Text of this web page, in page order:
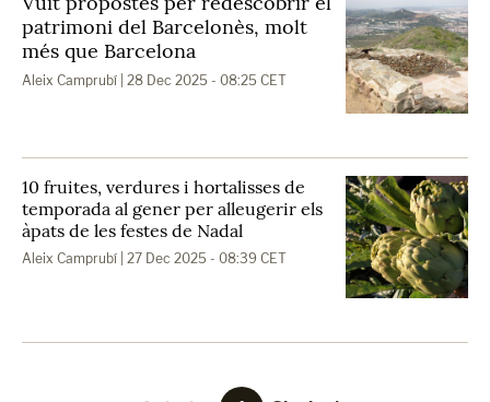
patrimoni del Barcelonès, molt
més que Barcelona
Aleix Camprubí | 28 Dec 2025 - 08:25 CET
10 fruites, verdures i hortalisses de
temporada al gener per alleugerir els
àpats de les festes de Nadal
Aleix Camprubí | 27 Dec 2025 - 08:39 CET